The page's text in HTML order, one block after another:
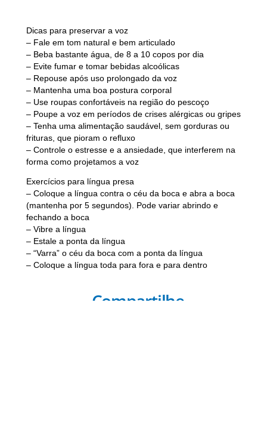
Dicas para preservar a voz
– Fale em tom natural e bem articulado
– Beba bastante água, de 8 a 10 copos por dia
– Evite fumar e tomar bebidas alcoólicas
– Repouse após uso prolongado da voz
– Mantenha uma boa postura corporal
– Use roupas confortáveis na região do pescoço
– Poupe a voz em períodos de crises alérgicas ou gripes
– Tenha uma alimentação saudável, sem gorduras ou
frituras, que pioram o refluxo
– Controle o estresse e a ansiedade, que interferem na
forma como projetamos a voz
Exercícios para língua presa
– Coloque a língua contra o céu da boca e abra a boca
(mantenha por 5 segundos). Pode variar abrindo e
fechando a boca
– Vibre a língua
– Estale a ponta da língua
– “Varra” o céu da boca com a ponta da língua
– Coloque a língua toda para fora e para dentro
Compartilhe